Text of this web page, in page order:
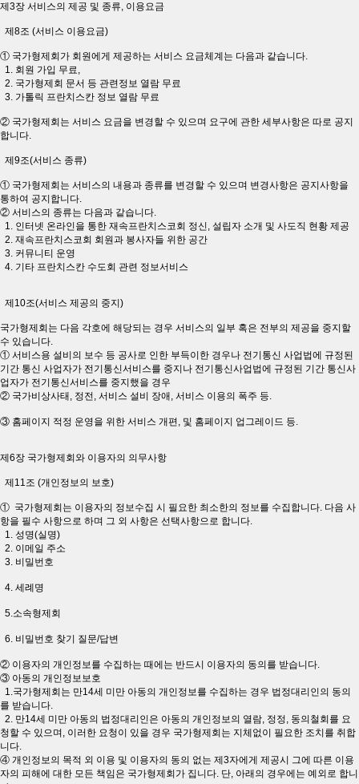
제3장 서비스의 제공 및 종류, 이용요금
제8조 (서비스 이용요금)
① 국가형제회가 회원에게 제공하는 서비스 요금체계는 다음과 같습니다.
1. 회원 가입 무료,
2. 국가형제회 문서 등 관련정보 열람 무료
3. 가톨릭 프란치스칸 정보 열람 무료
② 국가형제회는 서비스 요금을 변경할 수 있으며 요구에 관한 세부사항은 따로 공지
합니다.
제9조(서비스 종류)
① 국가형제회는 서비스의 내용과 종류를 변경할 수 있으며 변경사항은 공지사항을
통하여 공지합니다.
② 서비스의 종류는 다음과 같습니다.
1. 인터넷 온라인을 통한 재속프란치스코회 정신, 설립자 소개 및 사도직 현황 제공
2. 재속프란치스코회 회원과 봉사자들 위한 공간
3. 커뮤니티 운영
4. 기타 프란치스칸 수도회 관련 정보서비스
제10조(서비스 제공의 중지)
국가형제회는 다음 각호에 해당되는 경우 서비스의 일부 혹은 전부의 제공을 중지할
수 있습니다.
① 서비스용 설비의 보수 등 공사로 인한 부득이한 경우나 전기통신 사업법에 규정된
기간 통신 사업자가 전기통신서비스를 중지나 전기통신사업법에 규정된 기간 통신사
업자가 전기통신서비스를 중지했을 경우
② 국가비상사태, 정전, 서비스 설비 장애, 서비스 이용의 폭주 등.
③ 홈페이지 적정 운영을 위한 서비스 개편, 및 홈페이지 업그레이드 등.
제6장 국가형제회와 이용자의 의무사항
제11조 (개인정보의 보호)
① 국가형제회는 이용자의 정보수집 시 필요한 최소한의 정보를 수집합니다. 다음 사
항을 필수 사항으로 하며 그 외 사항은 선택사항으로 합니다.
1. 성명(실명)
2. 이메일 주소
3. 비밀번호
4. 세례명
5.소속형제회
6. 비밀번호 찾기 질문/답변
② 이용자의 개인정보를 수집하는 때에는 반드시 이용자의 동의를 받습니다.
③ 아동의 개인정보보호
1.국가형제회는 만14세 미만 아동의 개인정보를 수집하는 경우 법정대리인의 동의
를 받습니다.
2. 만14세 미만 아동의 법정대리인은 아동의 개인정보의 열람, 정정, 동의철회를 요
청할 수 있으며, 이러한 요청이 있을 경우 국가형제회는 지체없이 필요한 조치를 취합
니다.
④ 개인정보의 목적 외 이용 및 이용자의 동의 없는 제3자에게 제공시 그에 따른 이용
자의 피해에 대한 모든 책임은 국가형제회가 집니다. 단, 아래의 경우에는 예외로 합니